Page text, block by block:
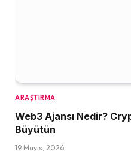
ARAŞTIRMA
Web3 Ajansı Nedir?
Büyütün
19 Mayıs, 2026